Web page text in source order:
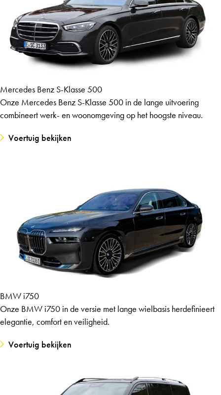
Mercedes Benz S-Klasse 500
Onze Mercedes Benz S-Klasse 500 in de lange uitvoering
combineert werk- en woonomgeving op het hoogste niveau.
Voertuig bekijken
BMW i750
Onze BMW i750 in de versie met lange wielbasis herdefinieert
elegantie, comfort en veiligheid.
Voertuig bekijken